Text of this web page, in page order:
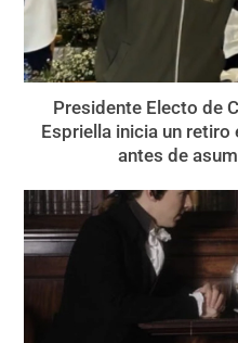
Presidente Electo de
Espriella inicia un
antes de